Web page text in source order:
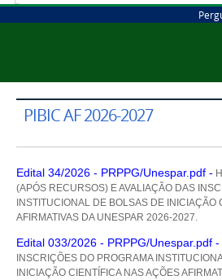
PIBIC AF 2026-2027
Edital 34/2026 - PRPPG/Unespar.pdf -
(APÓS RECURSOS) E AVALIAÇÃO DAS
INSTITUCIONAL DE BOLSAS DE INICIAÇÃO
AFIRMATIVAS DA UNESPAR 2026-2027.
Edital 033/2026 - PRPPG/Unespar.pdf -
INSCRIÇÕES DO PROGRAMA
INICIAÇÃO CIENTÍFICA NAS AÇÕES